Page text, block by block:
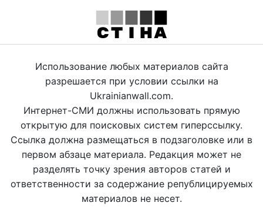
Использование любых материалов сайта
разрешается при условии ссылки на
Ukrainianwall.com.
Интернет-СМИ должны использовать прямую
открытую для поисковых систем гиперссылку.
Ссылка должна размещаться в подзаголовке или в
первом абзаце материала. Редакция может не
разделять точку зрения авторов статей и
ответственности за содержание републицируемых
материалов не несет.